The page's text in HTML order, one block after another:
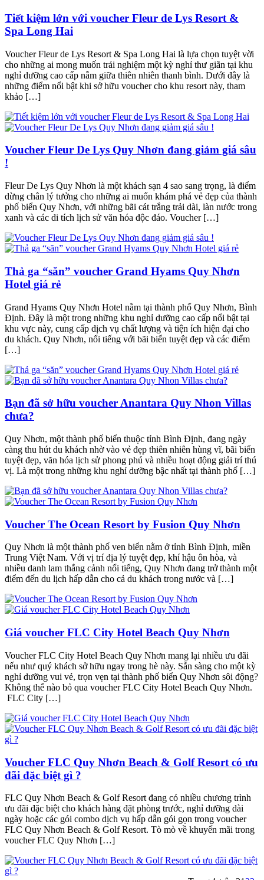
Tiết kiệm lớn với voucher Fleur de Lys Resort &
Spa Long Hai
Voucher Fleur de Lys Resort & Spa Long Hai là lựa chọn tuyệt vời
cho những ai mong muốn trải nghiệm một kỳ nghỉ thư giãn tại khu
nghỉ dưỡng cao cấp nằm giữa thiên nhiên thanh bình. Dưới đây là
những điểm nổi bật khi sở hữu voucher cho khu resort này, tham
khảo […]
Voucher Fleur De Lys Quy Nhơn đang giảm giá sâu
!
Fleur De Lys Quy Nhơn là một khách sạn 4 sao sang trọng, là điểm
dừng chân lý tưởng cho những ai muốn khám phá vẻ đẹp của thành
phố biển Quy Nhơn, với những bãi cát trắng trải dài, làn nước trong
xanh và các di tích lịch sử văn hóa độc đáo. Voucher […]
Thả ga “săn” voucher Grand Hyams Quy Nhơn
Hotel giá rẻ
Grand Hyams Quy Nhơn Hotel nằm tại thành phố Quy Nhơn, Bình
Định. Đây là một trong những khu nghỉ dưỡng cao cấp nổi bật tại
khu vực này, cung cấp dịch vụ chất lượng và tiện ích hiện đại cho
du khách. Quy Nhơn, nổi tiếng với bãi biển tuyệt đẹp và các điểm
[…]
Bạn đã sở hữu voucher Anantara Quy Nhon Villas
chưa?
Quy Nhơn, một thành phố biển thuộc tỉnh Bình Định, đang ngày
càng thu hút du khách nhờ vào vẻ đẹp thiên nhiên hùng vĩ, bãi biển
tuyệt đẹp, văn hóa lịch sử phong phú và nhiều hoạt động giải trí thú
vị. Là một trong những khu nghỉ dưỡng bậc nhất tại thành phố […]
Voucher The Ocean Resort by Fusion Quy Nhơn
Quy Nhơn là một thành phố ven biển nằm ở tỉnh Bình Định, miền
Trung Việt Nam. Với vị trí địa lý tuyệt đẹp, khí hậu ôn hòa, và
nhiều danh lam thắng cảnh nổi tiếng, Quy Nhơn đang trở thành một
điểm đến du lịch hấp dẫn cho cả du khách trong nước và […]
Giá voucher FLC City Hotel Beach Quy Nhơn
Voucher FLC City Hotel Beach Quy Nhơn mang lại nhiều ưu đãi
nếu như quý khách sở hữu ngay trong hè này. Sẵn sàng cho một kỳ
nghỉ dưỡng vui vẻ, trọn vẹn tại thành phố biển Quy Nhơn sôi động?
Không thể nào bỏ qua voucher FLC City Hotel Beach Quy Nhơn.
FLC City […]
Voucher FLC Quy Nhơn Beach & Golf Resort có ưu
đãi đặc biệt gì ?
FLC Quy Nhơn Beach & Golf Resort đang có nhiều chương trình
ưu đãi đặc biệt cho khách hàng đặt phòng trước, nghỉ dưỡng dài
ngày hoặc các gói combo dịch vụ hấp dẫn gói gọn trong voucher
FLC Quy Nhơn Beach & Golf Resort. Tò mò về khuyến mãi trong
voucher FLC Quy Nhơn […]